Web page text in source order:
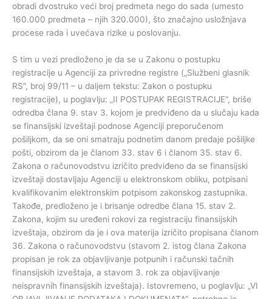
obradi dvostruko veći broj predmeta nego do sada (umesto
160.000 predmeta – njih 320.000), što značajno usložnjava
procese rada i uvećava rizike u poslovanju.
S tim u vezi predloženo je da se u Zakonu o postupku
registracije u Agenciji za privredne registre („Službeni glasnik
RS”, broj 99/11 – u daljem tekstu: Zakon o postupku
registracije), u poglavlju: „II POSTUPAK REGISTRACIJE“, briše
odredba člana 9. stav 3. kojom je predviđeno da u slučaju kada
se finansijski izveštaji podnose Agenciji preporučenom
pošiljkom, da se oni smatraju podnetim danom predaje pošiljke
pošti, obzirom da je članom 33. stav 6 i članom 35. stav 6.
Zakona o računovodstvu izričito predviđeno da se finansijski
izveštaji dostavljaju Agenciji u elektronskom obliku, potpisani
kvalifikovanim elektronskim potpisom zakonskog zastupnika.
Takođe, predloženo je i brisanje odredbe člana 15. stav 2.
Zakona, kojim su uređeni rokovi za registraciju finansijskih
izveštaja, obzirom da je i ova materija izričito propisana članom
36. Zakona o računovodstvu (stavom 2. istog člana Zakona
propisan je rok za objavljivanje potpunih i računski tačnih
finansijskih izveštaja, a stavom 3. rok za objavljivanje
neispravnih finansijskih izveštaja). Istovremeno, u poglavlju: „VI